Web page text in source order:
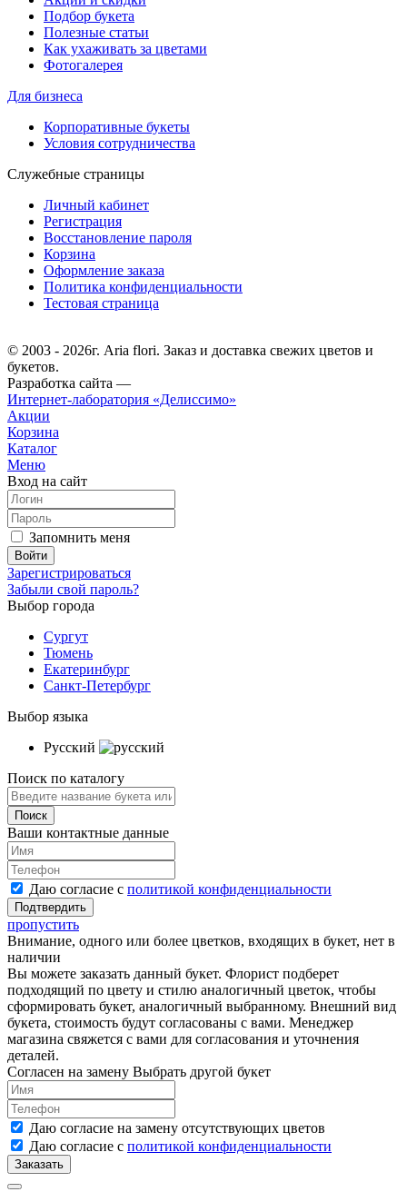
Подбор букета
Полезные статьи
Как ухаживать за цветами
Фотогалерея
Для бизнеса
Корпоративные букеты
Условия сотрудничества
Служебные страницы
Личный кабинет
Регистрация
Восстановление пароля
Корзина
Оформление заказа
Политика конфиденциальности
Тестовая страница
© 2003 - 2026г. Aria flori. Заказ и доставка свежих цветов и
букетов.
Разработка сайта —
Интернет-лаборатория «Делиссимо»
Акции
Корзина
Каталог
Меню
Вход на сайт
Запомнить меня
Зарегистрироваться
Забыли свой пароль?
Выбор города
Сургут
Тюмень
Екатеринбург
Санкт-Петербург
Выбор языка
Русский
Поиск по каталогу
Ваши контактные данные
Даю согласие с политикой конфиденциальности
пропустить
Внимание, одного или более цветков, входящих в букет, нет в
наличии
Вы можете заказать данный букет. Флорист подберет
подходящий по цвету и стилю аналогичный цветок, чтобы
сформировать букет, аналогичный выбранному. Внешний вид
букета, стоимость будут согласованы с вами. Менеджер
магазина свяжется с вами для согласования и уточнения
деталей.
Согласен на замену Выбрать другой букет
Даю согласие на замену отсутствующих цветов
Даю согласие с политикой конфиденциальности